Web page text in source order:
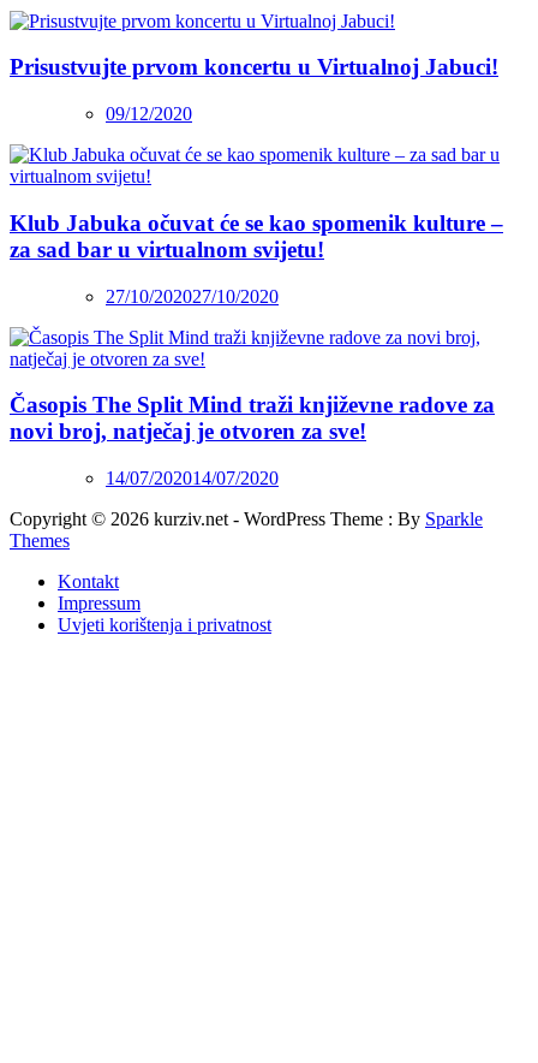
Prisustvujte prvom koncertu u Virtualnoj Jabuci!
09/12/2020
Klub Jabuka očuvat će se kao spomenik kulture –
za sad bar u virtualnom svijetu!
27/10/202027/10/2020
Časopis The Split Mind traži književne radove za
novi broj, natječaj je otvoren za sve!
14/07/202014/07/2020
Copyright © 2026 kurziv.net - WordPress Theme : By Sparkle
Themes
Kontakt
Impressum
Uvjeti korištenja i privatnost